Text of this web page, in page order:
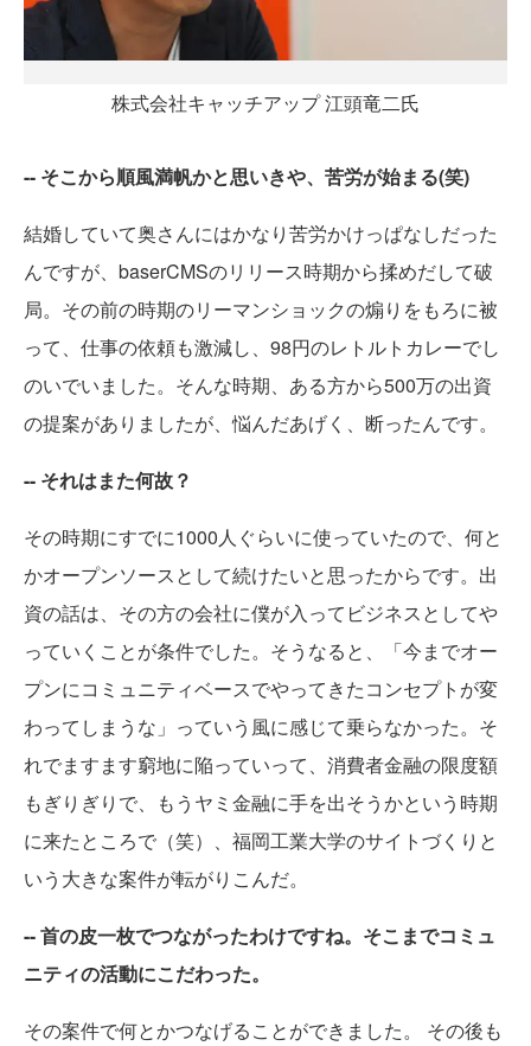
株式会社キャッチアップ 江頭竜二氏
-- そこから順風満帆かと思いきや、苦労が始まる(笑)
結婚していて奥さんにはかなり苦労かけっぱなしだった
んですが、baserCMSのリリース時期から揉めだして破
局。その前の時期のリーマンショックの煽りをもろに被
って、仕事の依頼も激減し、98円のレトルトカレーでし
のいでいました。そんな時期、ある方から500万の出資
の提案がありましたが、悩んだあげく、断ったんです。
-- それはまた何故？
その時期にすでに1000人ぐらいに使っていたので、何と
かオープンソースとして続けたいと思ったからです。出
資の話は、その方の会社に僕が入ってビジネスとしてや
っていくことが条件でした。そうなると、「今までオー
プンにコミュニティベースでやってきたコンセプトが変
わってしまうな」っていう風に感じて乗らなかった。そ
れでますます窮地に陥っていって、消費者金融の限度額
もぎりぎりで、もうヤミ金融に手を出そうかという時期
に来たところで（笑）、福岡工業大学のサイトづくりと
いう大きな案件が転がりこんだ。
-- 首の皮一枚でつながったわけですね。そこまでコミュ
ニティの活動にこだわった。
その案件で何とかつなげることができました。 その後も